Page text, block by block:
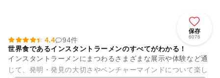
保存
6076
4.4
94件
世界食であるインスタントラーメンのすべてがわかる！
インスタントラーメンにまつわるさまざまな展示や体験など通
じて、発明・発見の大切さやベンチャーマインドについて楽し